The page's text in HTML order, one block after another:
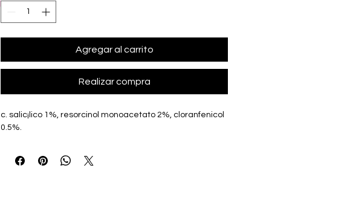
Agregar al carrito
Realizar compra
c. salic¡lico 1%, resorcinol monoacetato 2%, cloranfenicol
0.5%.